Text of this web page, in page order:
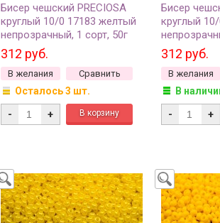
Бисер чешский PRECIOSA
круглый 10/0 17183 желтый
непрозрачный, 1 сорт, 50г
312 руб.
В желания Сравнить
Осталось 3 шт.
- +
Бисер
круглый
312 руб.
В желания
В
- +